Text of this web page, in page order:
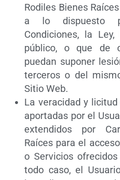
Rodiles Bienes
a lo dispuesto
Condiciones, la
público, o que de
puedan suponer
terceros o del
Sitio Web.
La veracidad y
aportadas por el
extendidos por
Raíces para el
o Servicios
todo caso, el